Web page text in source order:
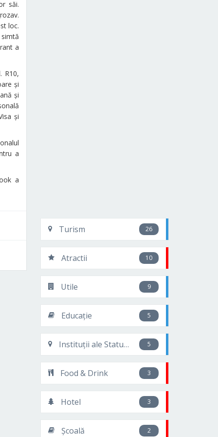
săi.
loc.
a
R10,
și
și
și
a
a
Turism 26
Atractii 10
Utile 9
Educație 5
Instituții ale Statului 5
Food & Drink 3
Hotel 3
Școală 2